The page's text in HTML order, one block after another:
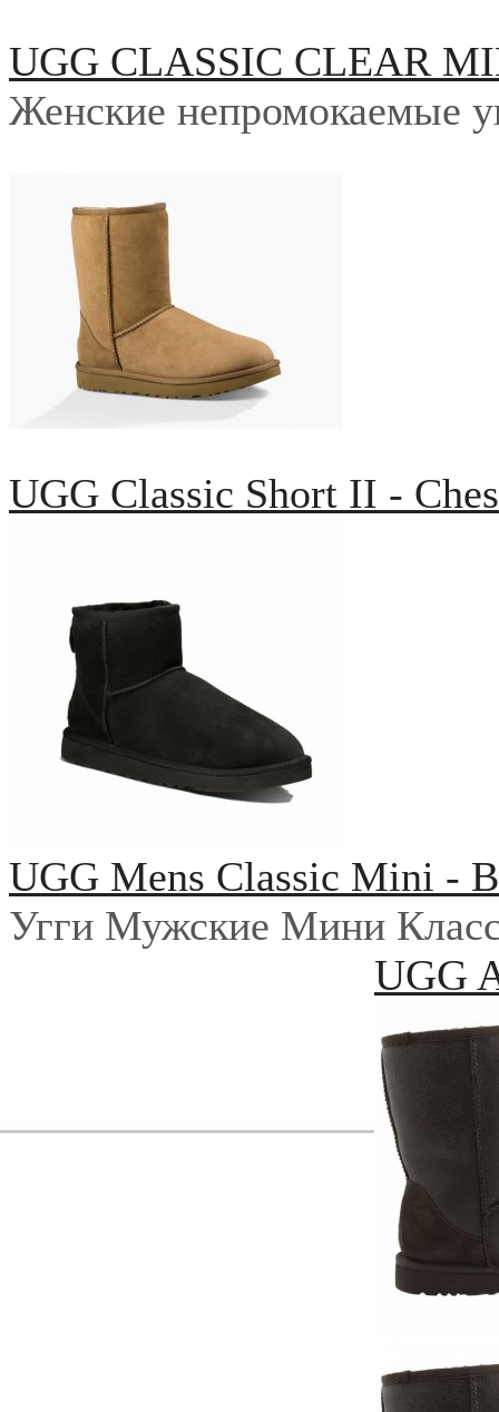
UGG CLASSIC CLEAR
Женские непромокаемые
UGG Classic Short II -
UGG Mens Classic Mini -
Угги Мужские Мини
UGG